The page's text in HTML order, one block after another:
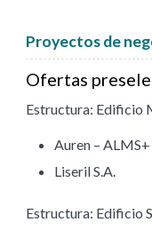
Proyectos de
Ofertas
Estructura: Edificio
Auren – ALMS+
Liseril S.A.
Estructura: Edificio